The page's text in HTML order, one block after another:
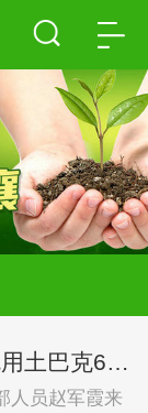
巴克6号，效果显著
人员赵军霞来